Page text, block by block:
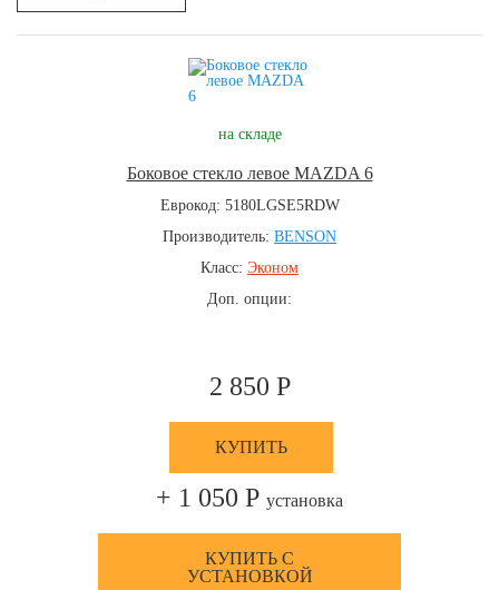
на складе
Боковое стекло левое MAZDA 6
Еврокод: 5180LGSE5RDW
Производитель: BENSON
Класс: Эконом
Доп. опции:
2 850 Р
КУПИТЬ
+ 1 050 Р установка
КУПИТЬ С
УСТАНОВКОЙ